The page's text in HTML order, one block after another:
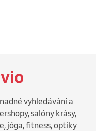
vyhledávání a
salóny krásy,
jóga, fitness, optiky